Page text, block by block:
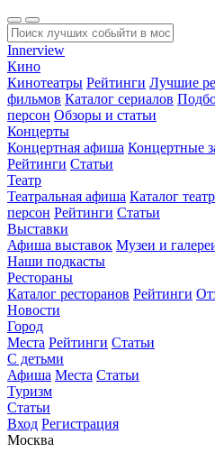
Innerview
Кино
Кинотеатры Рейтинги Лучшие
фильмов Каталог сериалов
персон Обзоры и статьи
Концерты
Концертная афиша Концертные
Рейтинги Статьи
Театр
Театральная афиша Каталог
персон Рейтинги Статьи
Выставки
Афиша выставок Музеи и
Наши подкасты
Рестораны
Каталог ресторанов Рейтинги
Новости
Город
Места Рейтинги Статьи
С детьми
Афиша Места Статьи
Туризм
Статьи
Вход Регистрация
Москва